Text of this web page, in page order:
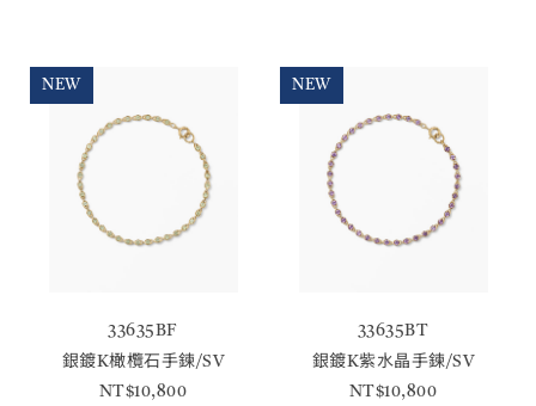
NEW
33635BF
銀鍍K橄欖石手鍊/SV
NT$10,800
NEW
33635BT
銀鍍K紫水晶手鍊/SV
NT$10,800